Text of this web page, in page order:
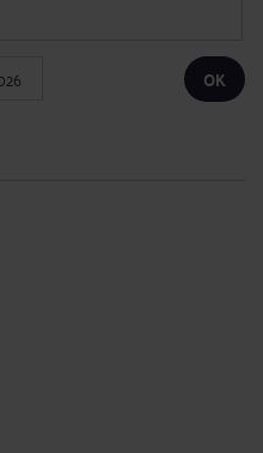
des mots est indéniable, et
et ...
PERSONNELLES EN